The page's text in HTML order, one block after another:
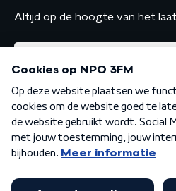
Altijd op de hoogte van het
Algemene voorwaarden